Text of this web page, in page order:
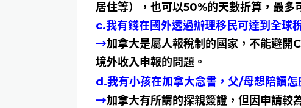
居住等），也可以50%的天數折算，最多
c.我有錢在國外透過辦理移民可達到全球
→加拿大是屬人報稅制的國家，不能避開
境外收入申報的問題。
d.我有小孩在加拿大念書，父/母想陪讀怎
→加拿大有所謂的探親簽證，但因申請較